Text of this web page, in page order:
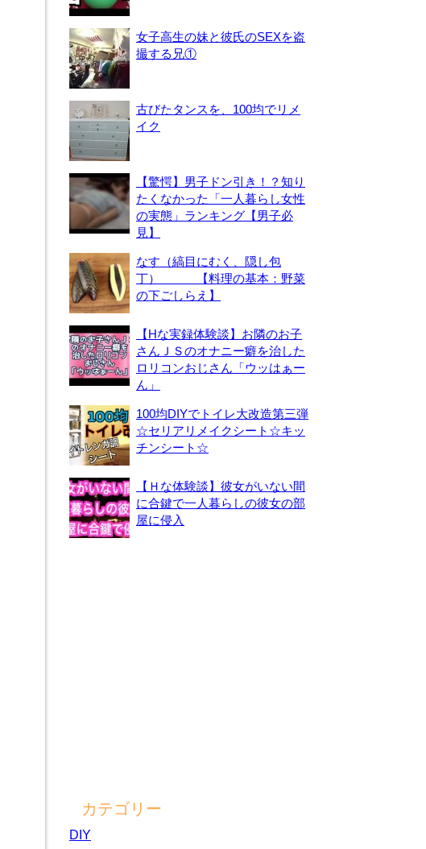
女子高生の妹と彼氏のSEXを盗
撮する兄①
古びたタンスを、100均でリメ
イク
【驚愕】男子ドン引き！？知り
たくなかった「一人暮らし女性
の実態」ランキング【男子必
見】
なす（縞目にむく、隠し包
丁） 【料理の基本：野菜
の下ごしらえ】
【Hな実録体験談】お隣のお子
さんＪＳのオナニー癖を治した
ロリコンおじさん「ウッはぁー
ん」
100均DIYでトイレ大改造第三弾
☆セリアリメイクシート☆キッ
チンシート☆
【Ｈな体験談】彼女がいない間
に合鍵で一人暮らしの彼女の部
屋に侵入
カテゴリー
DIY